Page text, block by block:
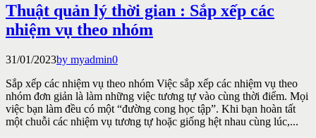
Thuật quản lý thời gian : Sắp xếp các
nhiệm vụ theo nhóm
31/01/2023by myadmin0
Sắp xếp các nhiệm vụ theo nhóm Việc sắp xếp các nhiệm vụ theo
nhóm đơn giản là làm những việc tương tự vào cùng thời điểm. Mọi
việc bạn làm đều có một “đường cong học tập”. Khi bạn hoàn tất
một chuỗi các nhiệm vụ tương tự hoặc giống hệt nhau cùng lúc,...